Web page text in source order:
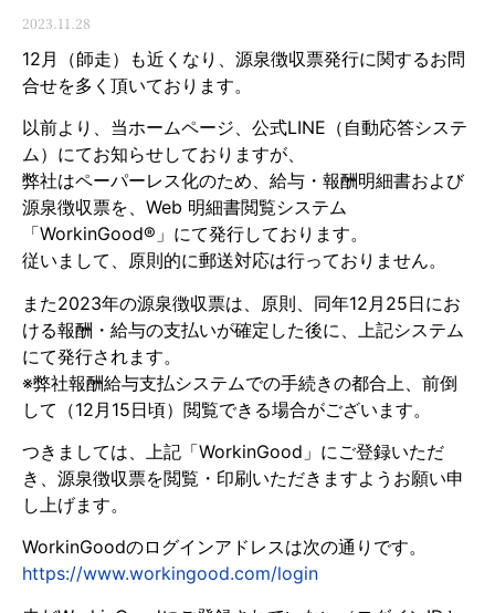
2023.11.28
12月（師走）も近くなり、源泉徴収票発行に関するお問
合せを多く頂いております。
以前より、当ホームページ、公式LINE（自動応答システ
ム）にてお知らせしておりますが、
弊社はペーパーレス化のため、給与・報酬明細書および
源泉徴収票を、Web 明細書閲覧システム
「WorkinGood®」にて発行しております。
従いまして、原則的に郵送対応は行っておりません。
また2023年の源泉徴収票は、原則、同年12月25日にお
ける報酬・給与の支払いが確定した後に、上記システム
にて発行されます。
※弊社報酬給与支払システムでの手続きの都合上、前倒
して（12月15日頃）閲覧できる場合がございます。
つきましては、上記「WorkinGood」にご登録いただ
き、源泉徴収票を閲覧・印刷いただきますようお願い申
し上げます。
WorkinGoodのログインアドレスは次の通りです。
https://www.workingood.com/login